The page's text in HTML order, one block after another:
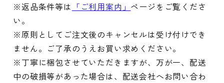
※返品条件等は 「ご利用案内」 ページをご覧くださ
い。
※原則としてご注文後のキャンセルは受け付けでき
ません。ご了承のうえお買い求めください。
※丁寧に梱包させていただきますが、万が一、配送
中の破損等があった場合は、配送会社へお問い合わ